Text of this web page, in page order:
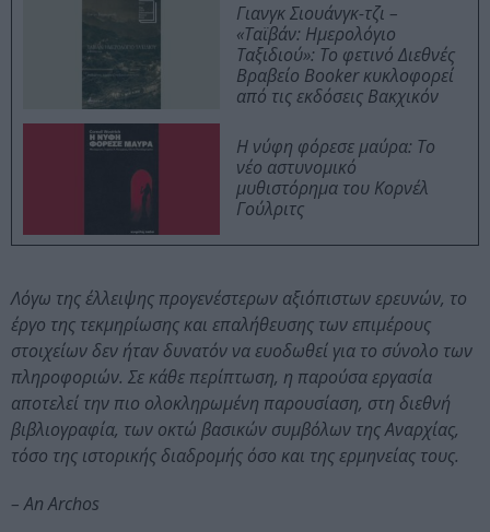
Γιανγκ Σιουάνγκ-τζι –
«Ταϊβάν: Ημερολόγιο
Ταξιδιού»: Το φετινό Διεθνές
Βραβείο Booker κυκλοφορεί
από τις εκδόσεις Βακχικόν
Η νύφη φόρεσε μαύρα: Το
νέο αστυνομικό
μυθιστόρημα του Κορνέλ
Γούλριτς
Λόγω της έλλειψης προγενέστερων αξιόπιστων ερευνών, το
έργο της τεκμηρίωσης και επαλήθευσης των επιμέρους
στοιχείων δεν ήταν δυνατόν να ευοδωθεί για το σύνολο των
πληροφοριών. Σε κάθε περίπτωση, η παρούσα εργασία
αποτελεί την πιο ολοκληρωμένη παρουσίαση, στη διεθνή
βιβλιογραφία, των οκτώ βασικών συμβόλων της Αναρχίας,
τόσο της ιστορικής διαδρομής όσο και της ερμηνείας τους.
– An Archos